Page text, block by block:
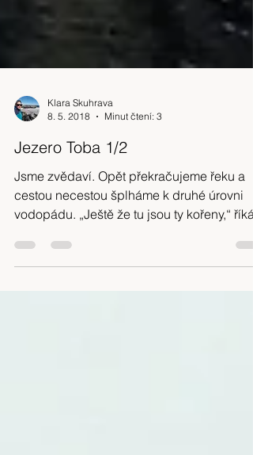
Klara Skuhrava
8. 5. 2018
Minut čtení: 3
Jezero Toba 1/2
Jsme zvědaví. Opět překračujeme řeku a
cestou necestou šplháme k druhé úrovni